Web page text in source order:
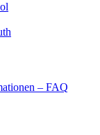
– FAQ